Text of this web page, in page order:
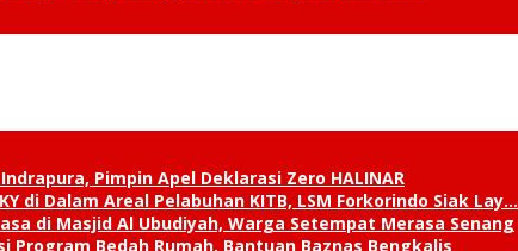
Pimpin Apel Deklarasi Zero HALINAR
di Dalam Areal Pelabuhan KITB, LSM Forkorindo Siak Lay…
di Masjid Al Ubudiyah, Warga Setempat Merasa Senang
Program Bedah Rumah, Bantuan Baznas Bengkalis